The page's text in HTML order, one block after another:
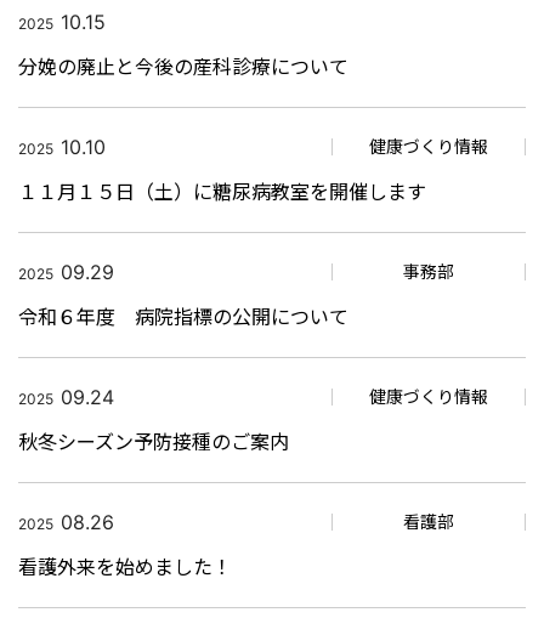
2025 10.15
分娩の廃止と今後の産科診療について
2025 10.10 健康づくり情報
１１月１５日（土）に糖尿病教室を開催します
2025 09.29 事務部
令和６年度 病院指標の公開について
2025 09.24 健康づくり情報
秋冬シーズン予防接種のご案内
2025 08.26 看護部
看護外来を始めました！